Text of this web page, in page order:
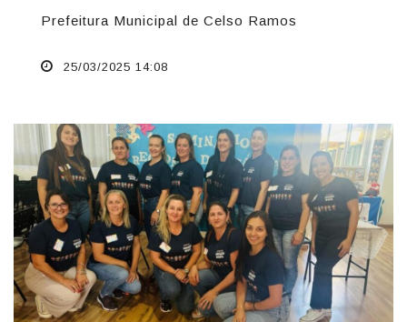
Prefeitura Municipal de Celso Ramos
25/03/2025 14:08